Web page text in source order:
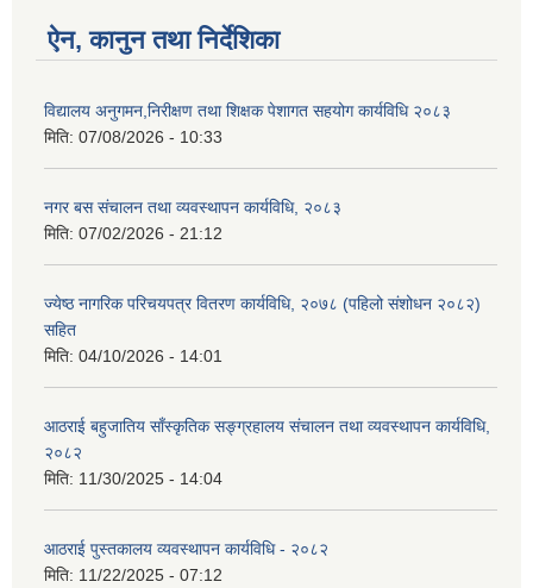
ऐन, कानुन तथा निर्देशिका
विद्यालय अनुगमन,निरीक्षण तथा शिक्षक पेशागत सहयोग कार्यविधि २०८३
मिति: 07/08/2026 - 10:33
नगर बस संचालन तथा व्यवस्थापन कार्यविधि, २०८३
मिति: 07/02/2026 - 21:12
ज्येष्ठ नागरिक परिचयपत्र वितरण कार्यविधि, २०७८ (पहिलो संशोधन २०८२)
सहित
मिति: 04/10/2026 - 14:01
आठराई बहुजातिय साँस्कृतिक सङ्ग्रहालय संचालन तथा व्यवस्थापन कार्यविधि,
२०८२
मिति: 11/30/2025 - 14:04
आठराई पुस्तकालय व्यवस्थापन कार्यविधि - २०८२
मिति: 11/22/2025 - 07:12